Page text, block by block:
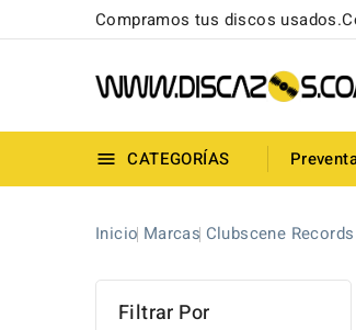
Compramos tus discos
 CATEGORÍAS
Inicio Marcas Clubscene Records
Filtrar Por